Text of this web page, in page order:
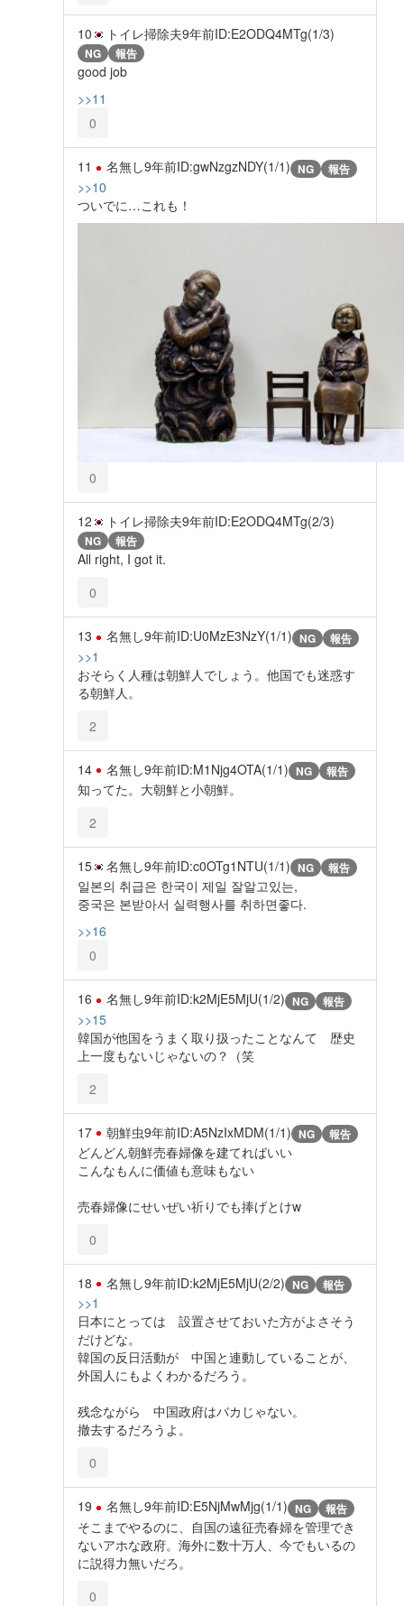
10 トイレ掃除夫9年前ID:E2ODQ4MTg(1/3)
NG 報告
good job
>>11
0
11 名無し9年前ID:gwNzgzNDY(1/1) NG 報告
>>10
ついでに…これも！
0
12 トイレ掃除夫9年前ID:E2ODQ4MTg(2/3)
NG 報告
All right, I got it.
0
13 名無し9年前ID:U0MzE3NzY(1/1) NG 報告
>>1
おそらく人種は朝鮮人でしょう。他国でも迷惑す
る朝鮮人。
2
14 名無し9年前ID:M1Njg4OTA(1/1) NG 報告
知ってた。大朝鮮と小朝鮮。
2
15 名無し9年前ID:c0OTg1NTU(1/1) NG 報告
일본의 취급은 한국이 제일 잘알고있는,
중국은 본받아서 실력행사를 취하면좋다.
>>16
0
16 名無し9年前ID:k2MjE5MjU(1/2) NG 報告
>>15
韓国が他国をうまく取り扱ったことなんて 歴史
上一度もないじゃないの？（笑
2
17 朝鮮虫9年前ID:A5NzIxMDM(1/1) NG 報告
どんどん朝鮮売春婦像を建てればいい
こんなもんに価値も意味もない
売春婦像にせいぜい祈りでも捧げとけw
0
18 名無し9年前ID:k2MjE5MjU(2/2) NG 報告
>>1
日本にとっては 設置させておいた方がよさそう
だけどな。
韓国の反日活動が 中国と連動していることが、
外国人にもよくわかるだろう。
残念ながら 中国政府はバカじゃない。
撤去するだろうよ。
0
19 名無し9年前ID:E5NjMwMjg(1/1) NG 報告
そこまでやるのに、自国の遠征売春婦を管理でき
ないアホな政府。海外に数十万人、今でもいるの
に説得力無いだろ。
0